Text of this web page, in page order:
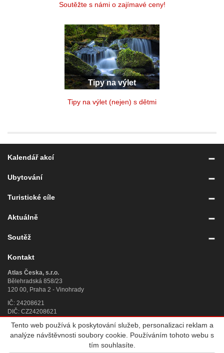
Soutěžte s námi o zajímavé ceny!
Tipy na výlet
Tipy na výlet (nejen) s dětmi
Kalendář akcí
Ubytování
Turistické cíle
Aktuálně
Soutěž
Kontakt
Atlas Česka, s.r.o.
Bělehradská 858/23
120 00, Praha 2 - Vinohrady
IČ: 24208621
DIČ: CZ24208621
Úplný kontakt »
Atlas Česka, s.r.o., IČ 242 08 621, se sídlem Praha 2,
Tento web používá k poskytování služeb, personalizaci reklam a
analýze návštěvnosti soubory cookie. Používáním tohoto webu s
tím souhlasíte.